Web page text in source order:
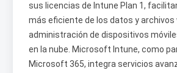
sus licencias de Intune Plan 1,
más eficiente de los datos y archivos
administración de dispositivos
en la nube. Microsoft Intune, como
Microsoft 365, integra servicios